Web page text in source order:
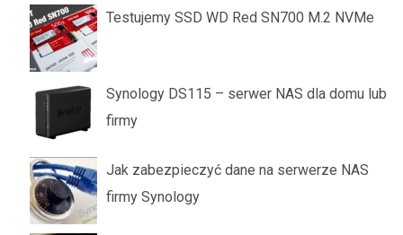
Testujemy SSD WD Red SN700 M.2 NVMe
Synology DS115 – serwer NAS dla domu lub
firmy
Jak zabezpieczyć dane na serwerze NAS
firmy Synology